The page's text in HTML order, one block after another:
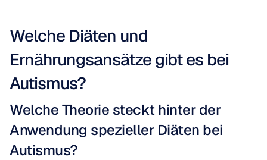
Welche Diäten und
Ernährungsansätze gibt es bei
Autismus?
Welche Theorie steckt hinter der
Anwendung spezieller Diäten bei
Autismus?